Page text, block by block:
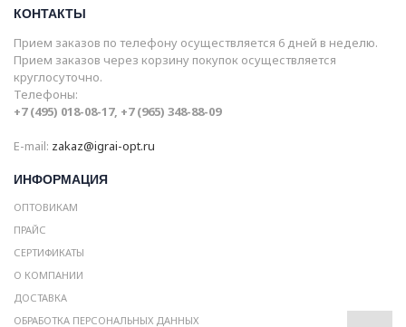
КОНТАКТЫ
Прием заказов по телефону осуществляется 6 дней в неделю.
Прием заказов через корзину покупок осуществляется
круглосуточно.
Телефоны:
+7 (495) 018-08-17, +7 (965) 348-88-09
E-mail: zakaz@igrai-opt.ru
ИНФОРМАЦИЯ
ОПТОВИКАМ
ПРАЙС
СЕРТИФИКАТЫ
О КОМПАНИИ
ДОСТАВКА
ОБРАБОТКА ПЕРСОНАЛЬНЫХ ДАННЫХ